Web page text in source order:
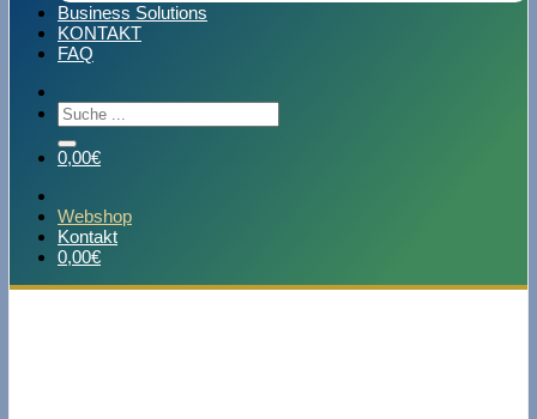
Business Solutions
KONTAKT
FAQ
Suchen
nach:
0,00€
Webshop
Kontakt
0,00€